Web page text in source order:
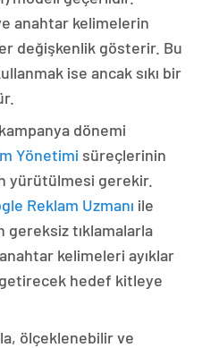
anahtar kelimelerin
değişkenlik gösterir. Bu
ise ancak sıkı bir
dönemi
Yönetimi süreçlerinin
yürütülmesi gerekir.
Reklam Uzmanı ile
gereksiz tıklamalarla
kelimeleri ayıklar
hedef kitleye
ölçeklenebilir ve